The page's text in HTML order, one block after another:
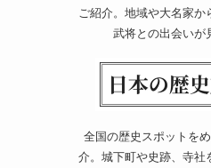
ご紹介。地域や大名家
武将との出会いが
全国の歴史スポットを
介。城下町や史跡、寺社